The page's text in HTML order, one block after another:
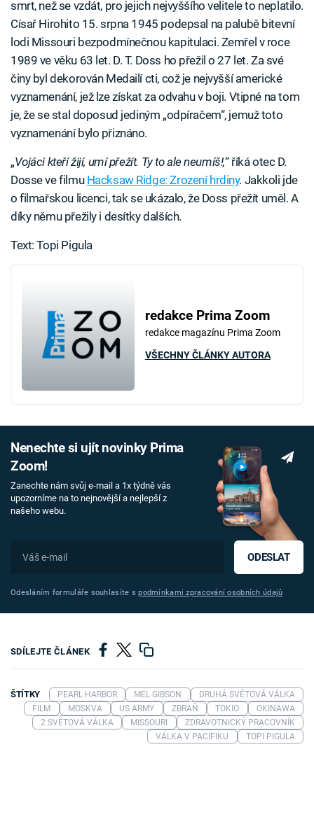
smrt, než se vzdát, pro jejich nejvyššího velitele to neplatilo.
Císař Hirohito 15. srpna 1945 podepsal na palubě bitevní
lodi Missouri bezpodmínečnou kapitulaci. Zemřel v roce
1989 ve věku 63 let. D. T. Doss ho přežil o 27 let. Za své
činy byl dekorován Medailí cti, což je nejvyšší americké
vyznamenání, jež lze získat za odvahu v boji. Vtipné na tom
je, že se stal doposud jediným „odpíračem“, jemuž toto
vyznamenání bylo přiznáno.
„Vojáci kteří žijí, umí přežít. Ty to ale neumíš!,“ říká otec D.
Dosse ve filmu Hacksaw Ridge: Zrození hrdiny. Jakkoli jde
o filmařskou licenci, tak se ukázalo, že Doss přežít uměl. A
díky němu přežily i desítky dalších.
Text: Topi Pigula
redakce Prima Zoom
redakce magazínu Prima Zoom
VŠECHNY ČLÁNKY AUTORA
Nenechte si ujít novinky Prima
Zoom!
Zanechte nám svůj e-mail a 1x týdně vás
upozorníme na to nejnovější a nejlepší z
našeho webu.
ODESLAT
Odesláním formuláře souhlasíte spodmínkami zpracování osobních údajů
SDÍLEJTE ČLÁNEK
ŠTÍTKY PEARL HARBOR MEL GIBSON
DRUHÁ SVĚTOVÁ VÁLKA
FILM
MOSKVA US ARMY ZBRAŇ TOKIO
OKINAWA
2 SVĚTOVÁ VÁLKA
MISSOURI
ZDRAVOTNICKÝ PRACOVNÍK
VÁLKA V PACIFIKU
TOPI PIGULA